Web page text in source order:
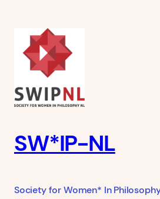
inhoud
SW*IP-NL
Society for Women* In